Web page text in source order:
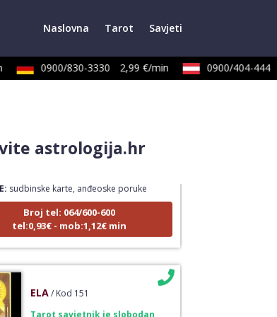
Naslovna Tarot Savjeti
0900/830-3330 2,99 €/min 0900/404-444
astrologija.hr
Tarot savjetnik je zauzet
Broj tel: 064/600-600
tel:0,93€ - mob:1,12€ min